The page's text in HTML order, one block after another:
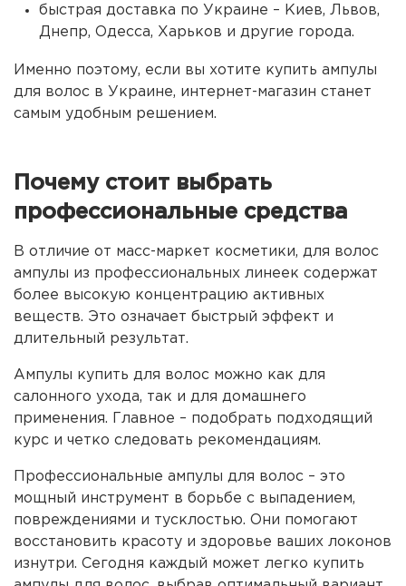
быстрая доставка по Украине – Киев, Львов,
Днепр, Одесса, Харьков и другие города.
Именно поэтому, если вы хотите купить ампулы
для волос в Украине, интернет-магазин станет
самым удобным решением.
Почему стоит выбрать
профессиональные средства
В отличие от масс-маркет косметики, для волос
ампулы из профессиональных линеек содержат
более высокую концентрацию активных
веществ. Это означает быстрый эффект и
длительный результат.
Ампулы купить для волос можно как для
салонного ухода, так и для домашнего
применения. Главное – подобрать подходящий
курс и четко следовать рекомендациям.
Профессиональные ампулы для волос – это
мощный инструмент в борьбе с выпадением,
повреждениями и тусклостью. Они помогают
восстановить красоту и здоровье ваших локонов
изнутри. Сегодня каждый может легко купить